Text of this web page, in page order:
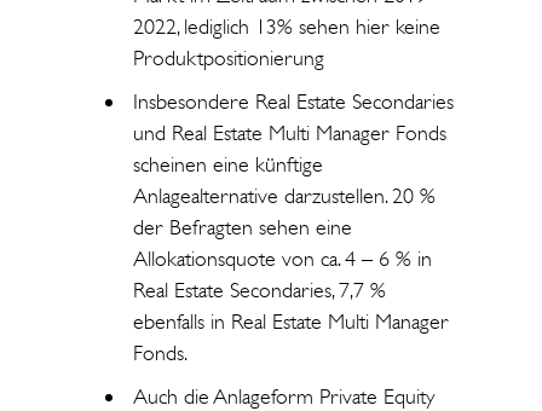
2022, lediglich 13% sehen hier keine
Produktpositionierung
Insbesondere Real Estate Secondaries
und Real Estate Multi Manager Fonds
scheinen eine künftige
Anlagealternative darzustellen. 20 %
der Befragten sehen eine
Allokationsquote von ca. 4 – 6 % in
Real Estate Secondaries, 7,7 %
ebenfalls in Real Estate Multi Manager
Fonds.
Auch die Anlageform Private Equity